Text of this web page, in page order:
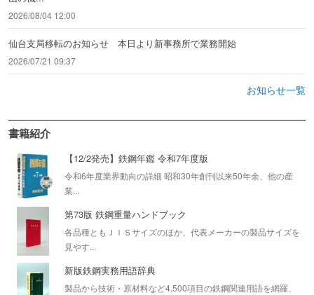
2026/08/04 12:00
仙台支局移転のお知らせ 本日より新事務所で業務開始
2026/07/21 09:37
お知らせ一覧
書籍紹介
【12/2発売】鉄鋼年鑑 令和7年度版
令和6年度業界動向の詳細 昭和30年創刊以来50年余、他の産
業...
第73版 鉄鋼重量ハンドブック
各品種ともＪＩＳサイズのほか、代表メーカーの製品サイズを
見やす...
新版鉄鋼実務用語辞典
製品から技術・原材料など4,500項目の鉄鋼関連用語を網羅、